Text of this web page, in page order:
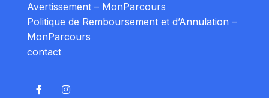
Avertissement – MonParcours
Politique de Remboursement et d’Annulation –
MonParcours
contact